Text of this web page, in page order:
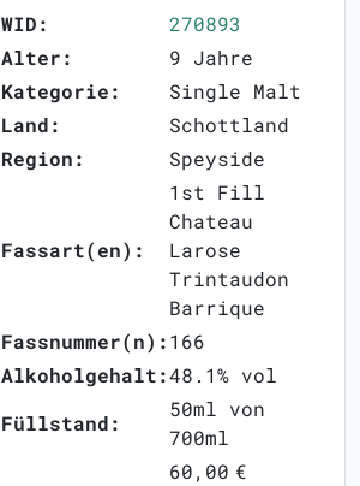
WID:
270893
Alter:
9 Jahre
Kategorie:
Single Malt
Land:
Schottland
Region:
Speyside
Fassart(en):
1st Fill
Chateau
Larose
Trintaudon
Barrique
Fassnummer(n):166
Alkoholgehalt:48.1% vol
Füllstand:
50ml von
700ml
60,00 €